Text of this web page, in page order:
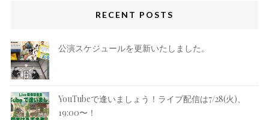
RECENT POSTS
公演スケジュールを更新いたしました。
YouTubeで逢いましょう！ライブ配信は7/28(火)、
19:00〜！